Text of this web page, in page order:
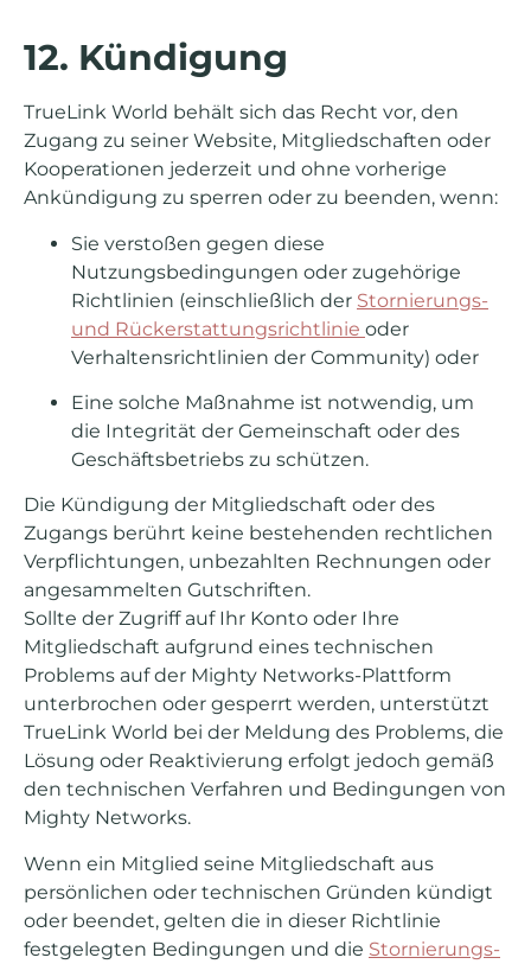
12. Kündigung
TrueLink World behält sich das Recht vor, den
Zugang zu seiner Website, Mitgliedschaften oder
Kooperationen jederzeit und ohne vorherige
Ankündigung zu sperren oder zu beenden, wenn:
Sie verstoßen gegen diese
Nutzungsbedingungen oder zugehörige
Richtlinien (einschließlich der Stornierungs-
und Rückerstattungsrichtlinie oder
Verhaltensrichtlinien der Community) oder
Eine solche Maßnahme ist notwendig, um
die Integrität der Gemeinschaft oder des
Geschäftsbetriebs zu schützen.
Die Kündigung der Mitgliedschaft oder des
Zugangs berührt keine bestehenden rechtlichen
Verpflichtungen, unbezahlten Rechnungen oder
angesammelten Gutschriften.
Sollte der Zugriff auf Ihr Konto oder Ihre
Mitgliedschaft aufgrund eines technischen
Problems auf der Mighty Networks-Plattform
unterbrochen oder gesperrt werden, unterstützt
TrueLink World bei der Meldung des Problems, die
Lösung oder Reaktivierung erfolgt jedoch gemäß
den technischen Verfahren und Bedingungen von
Mighty Networks.
Wenn ein Mitglied seine Mitgliedschaft aus
persönlichen oder technischen Gründen kündigt
oder beendet, gelten die in dieser Richtlinie
festgelegten Bedingungen und die Stornierungs-